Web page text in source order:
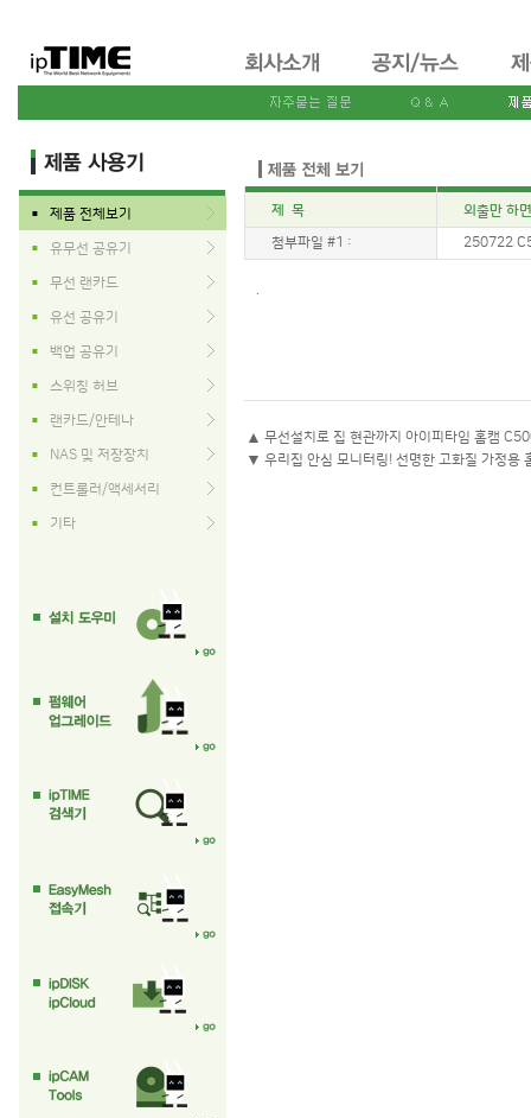
■ 제품 전체보기
■ 유무선 공유기
■ 무선 랜카드
■ 유선 공유기
■ 백업 공유기
■ 스위칭 허브
■ 랜카드/안테나
■ NAS 및 저장장치
■ 컨트롤러/액세서리
■ 기타
제 목 외출만 하
첨부파일 #1 : 250722
.
▲ 무선설치로 집 현관까지 아이피타임 홈캠
▼ 우리집 안심 모니터링! 선명한 고화질 가정용